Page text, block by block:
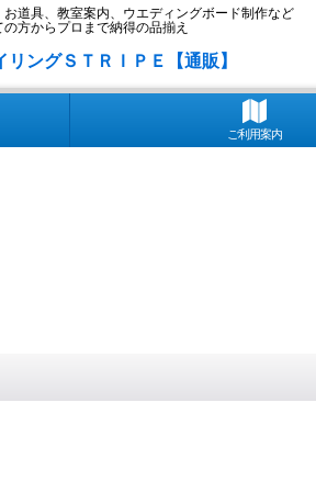
道具、教室案内、ウエディングボード制作など
方からプロまで納得の品揃え
ングＳＴＲＩＰＥ【通販】
ご利用案内